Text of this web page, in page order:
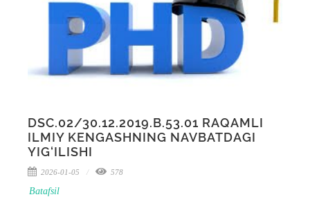
DSC.02/30.12.2019.B.53.01 RAQAMLI
ILMIY KENGASHNING NAVBATDAGI
YIG‘ILISHI
2026-01-05 578
Batafsil